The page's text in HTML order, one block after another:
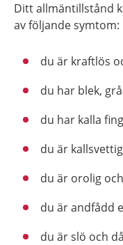
Ditt allmäntillstånd
av följande symtom:
du är kraftlös
du har blek,
du har kalla
du är kallsvettig
du är orolig
du är andfådd
du är slö och